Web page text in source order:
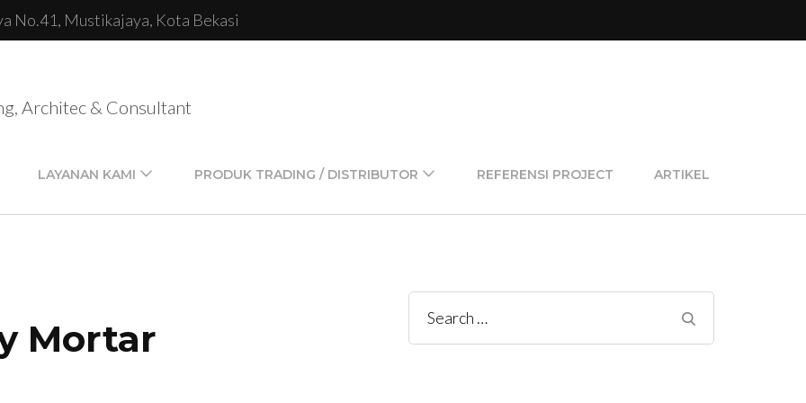
No.41, Mustikajaya, Kota Bekasi
Architec & Consultant
LAYANAN KAMI PRODUK TRADING / DISTRIBUTOR REFERENSI PROJECT ARTIKEL
Mortar
Search
for: